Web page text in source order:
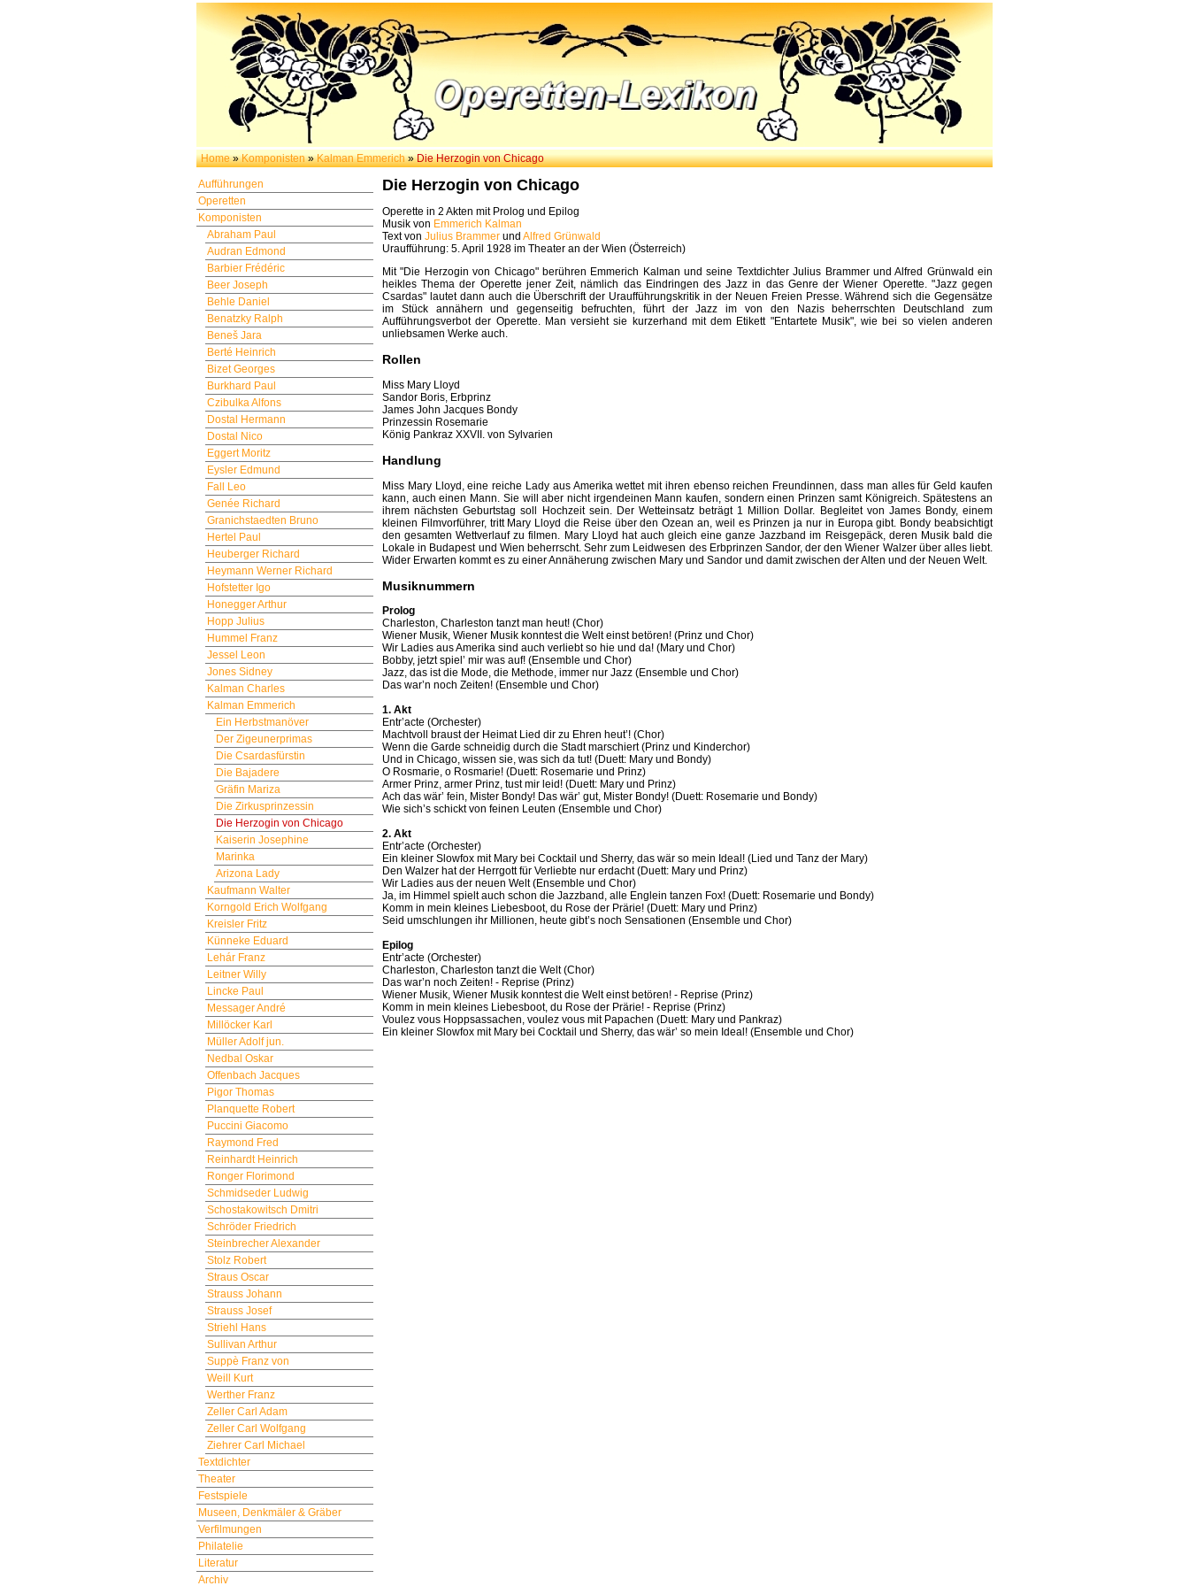
Home »Komponisten »Kalman Emmerich »Die Herzogin von Chicago
Aufführungen
Operetten
Komponisten
Abraham Paul
Audran Edmond
Barbier Frédéric
Beer Joseph
Behle Daniel
Benatzky Ralph
Beneš Jara
Berté Heinrich
Bizet Georges
Burkhard Paul
Czibulka Alfons
Dostal Hermann
Dostal Nico
Eggert Moritz
Eysler Edmund
Fall Leo
Genée Richard
Granichstaedten Bruno
Hertel Paul
Heuberger Richard
Heymann Werner Richard
Hofstetter Igo
Honegger Arthur
Hopp Julius
Hummel Franz
Jessel Leon
Jones Sidney
Kalman Charles
Kalman Emmerich
Ein Herbstmanöver
Der Zigeunerprimas
Die Csardasfürstin
Die Bajadere
Gräfin Mariza
Die Zirkusprinzessin
Die Herzogin von Chicago
Kaiserin Josephine
Marinka
Arizona Lady
Kaufmann Walter
Korngold Erich Wolfgang
Kreisler Fritz
Künneke Eduard
Lehár Franz
Leitner Willy
Lincke Paul
Messager André
Millöcker Karl
Müller Adolf jun.
Nedbal Oskar
Offenbach Jacques
Pigor Thomas
Planquette Robert
Puccini Giacomo
Raymond Fred
Reinhardt Heinrich
Ronger Florimond
Schmidseder Ludwig
Schostakowitsch Dmitri
Schröder Friedrich
Steinbrecher Alexander
Stolz Robert
Straus Oscar
Strauss Johann
Strauss Josef
Striehl Hans
Sullivan Arthur
Suppè Franz von
Weill Kurt
Werther Franz
Zeller Carl Adam
Zeller Carl Wolfgang
Ziehrer Carl Michael
Textdichter
Theater
Festspiele
Museen, Denkmäler & Gräber
Verfilmungen
Philatelie
Literatur
Archiv
Die Herzogin von Chicago
Operette in 2 Akten mit Prolog und Epilog
Musik von Emmerich Kalman
Text von Julius Brammer und Alfred Grünwald
Uraufführung: 5. April 1928 im Theater an der Wien (Österreich)
Mit "Die Herzogin von Chicago" berühren Emmerich Kalman und seine Textdichter Julius Brammer und Alfred Grünwald ein
heikles Thema der Operette jener Zeit, nämlich das Eindringen des Jazz in das Genre der Wiener Operette. "Jazz gegen
Csardas" lautet dann auch die Überschrift der Uraufführungskritik in der Neuen Freien Presse. Während sich die Gegensätze
im Stück annähern und gegenseitig befruchten, führt der Jazz im von den Nazis beherrschten Deutschland zum
Aufführungsverbot der Operette. Man versieht sie kurzerhand mit dem Etikett "Entartete Musik", wie bei so vielen anderen
unliebsamen Werke auch.
Rollen
Miss Mary Lloyd
Sandor Boris, Erbprinz
James John Jacques Bondy
Prinzessin Rosemarie
König Pankraz XXVII. von Sylvarien
Handlung
Miss Mary Lloyd, eine reiche Lady aus Amerika wettet mit ihren ebenso reichen Freundinnen, dass man alles für Geld kaufen
kann, auch einen Mann. Sie will aber nicht irgendeinen Mann kaufen, sondern einen Prinzen samt Königreich. Spätestens an
ihrem nächsten Geburtstag soll Hochzeit sein. Der Wetteinsatz beträgt 1 Million Dollar. Begleitet von James Bondy, einem
kleinen Filmvorführer, tritt Mary Lloyd die Reise über den Ozean an, weil es Prinzen ja nur in Europa gibt. Bondy beabsichtigt
den gesamten Wettverlauf zu filmen. Mary Lloyd hat auch gleich eine ganze Jazzband im Reisgepäck, deren Musik bald die
Lokale in Budapest und Wien beherrscht. Sehr zum Leidwesen des Erbprinzen Sandor, der den Wiener Walzer über alles liebt.
Wider Erwarten kommt es zu einer Annäherung zwischen Mary und Sandor und damit zwischen der Alten und der Neuen Welt.
Musiknummern
Prolog
Charleston, Charleston tanzt man heut! (Chor)
Wiener Musik, Wiener Musik konntest die Welt einst betören! (Prinz und Chor)
Wir Ladies aus Amerika sind auch verliebt so hie und da! (Mary und Chor)
Bobby, jetzt spiel’ mir was auf! (Ensemble und Chor)
Jazz, das ist die Mode, die Methode, immer nur Jazz (Ensemble und Chor)
Das war’n noch Zeiten! (Ensemble und Chor)
1. Akt
Entr’acte (Orchester)
Machtvoll braust der Heimat Lied dir zu Ehren heut’! (Chor)
Wenn die Garde schneidig durch die Stadt marschiert (Prinz und Kinderchor)
Und in Chicago, wissen sie, was sich da tut! (Duett: Mary und Bondy)
O Rosmarie, o Rosmarie! (Duett: Rosemarie und Prinz)
Armer Prinz, armer Prinz, tust mir leid! (Duett: Mary und Prinz)
Ach das wär’ fein, Mister Bondy! Das wär’ gut, Mister Bondy! (Duett: Rosemarie und Bondy)
Wie sich’s schickt von feinen Leuten (Ensemble und Chor)
2. Akt
Entr’acte (Orchester)
Ein kleiner Slowfox mit Mary bei Cocktail und Sherry, das wär so mein Ideal! (Lied und Tanz der Mary)
Den Walzer hat der Herrgott für Verliebte nur erdacht (Duett: Mary und Prinz)
Wir Ladies aus der neuen Welt (Ensemble und Chor)
Ja, im Himmel spielt auch schon die Jazzband, alle Englein tanzen Fox! (Duett: Rosemarie und Bondy)
Komm in mein kleines Liebesboot, du Rose der Prärie! (Duett: Mary und Prinz)
Seid umschlungen ihr Millionen, heute gibt’s noch Sensationen (Ensemble und Chor)
Epilog
Entr’acte (Orchester)
Charleston, Charleston tanzt die Welt (Chor)
Das war’n noch Zeiten! - Reprise (Prinz)
Wiener Musik, Wiener Musik konntest die Welt einst betören! - Reprise (Prinz)
Komm in mein kleines Liebesboot, du Rose der Prärie! - Reprise (Prinz)
Voulez vous Hoppsassachen, voulez vous mit Papachen (Duett: Mary und Pankraz)
Ein kleiner Slowfox mit Mary bei Cocktail und Sherry, das wär’ so mein Ideal! (Ensemble und Chor)